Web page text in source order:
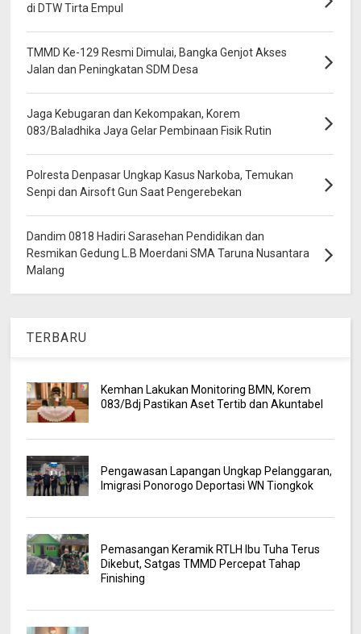
di DTW Tirta Empul
TMMD Ke-129 Resmi Dimulai, Bangka Genjot Akses
Jalan dan Peningkatan SDM Desa
Jaga Kebugaran dan Kekompakan, Korem
083/Baladhika Jaya Gelar Pembinaan Fisik Rutin
Polresta Denpasar Ungkap Kasus Narkoba, Temukan
Senpi dan Airsoft Gun Saat Pengerebekan
Dandim 0818 Hadiri Sarasehan Pendidikan dan
Resmikan Gedung L.B Moerdani SMA Taruna Nusantara
Malang
TERBARU
Kemhan Lakukan Monitoring BMN, Korem
083/Bdj Pastikan Aset Tertib dan Akuntabel
Pengawasan Lapangan Ungkap Pelanggaran,
Imigrasi Ponorogo Deportasi WN Tiongkok
Pemasangan Keramik RTLH Ibu Tuha Terus
Dikebut, Satgas TMMD Percepat Tahap
Finishing